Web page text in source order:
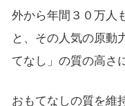
外から年間３０万人
と、その人気の原動
てなし」の質の高さ
おもてなしの質を維